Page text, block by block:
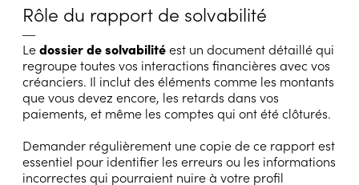
Rôle du rapport de solvabilité
―
Ledossier de solvabilitéest un document détaillé qui
regroupe toutes vos interactions financières avec vos
créanciers. Il inclut des éléments comme les montants
que vous devez encore, les retards dans vos
paiements, et même les comptes qui ont été clôturés.
Demander régulièrement une copie de ce rapport est
essentiel pour identifier les erreurs ou les informations
incorrectes qui pourraient nuire à votre profil